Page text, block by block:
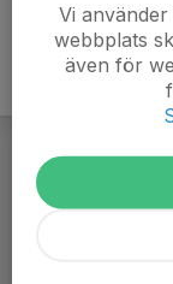
Vi
webbplats
även för